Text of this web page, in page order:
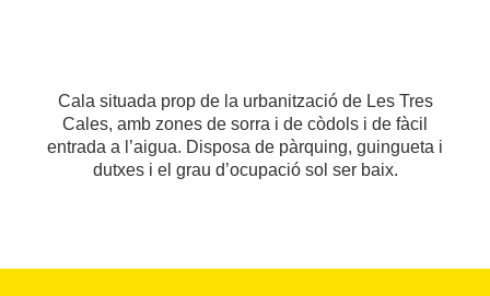
Cala situada prop de la urbanització de Les Tres
Cales, amb zones de sorra i de còdols i de fàcil
entrada a l’aigua. Disposa de pàrquing, guingueta i
dutxes i el grau d’ocupació sol ser baix.